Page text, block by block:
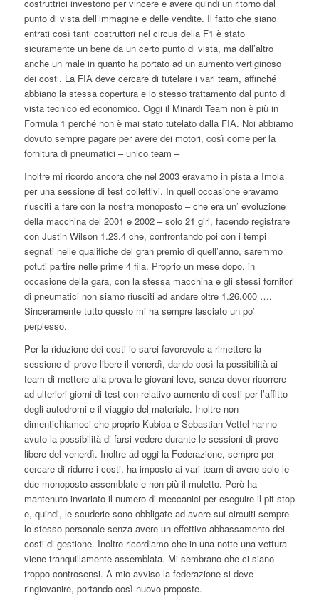
costruttrici investono per vincere e avere quindi un ritorno dal
punto di vista dell’immagine e delle vendite. Il fatto che siano
entrati così tanti costruttori nel circus della F1 è stato
sicuramente un bene da un certo punto di vista, ma dall’altro
anche un male in quanto ha portato ad un aumento vertiginoso
dei costi. La FIA deve cercare di tutelare i vari team, affinché
abbiano la stessa copertura e lo stesso trattamento dal punto di
vista tecnico ed economico. Oggi il Minardi Team non è più in
Formula 1 perché non è mai stato tutelato dalla FIA. Noi abbiamo
dovuto sempre pagare per avere dei motori, così come per la
fornitura di pneumatici – unico team –
Inoltre mi ricordo ancora che nel 2003 eravamo in pista a Imola
per una sessione di test collettivi. In quell’occasione eravamo
riusciti a fare con la nostra monoposto – che era un’ evoluzione
della macchina del 2001 e 2002 – solo 21 giri, facendo registrare
con Justin Wilson 1.23.4 che, confrontando poi con i tempi
segnati nelle qualifiche del gran premio di quell’anno, saremmo
potuti partire nelle prime 4 fila. Proprio un mese dopo, in
occasione della gara, con la stessa macchina e gli stessi fornitori
di pneumatici non siamo riusciti ad andare oltre 1.26.000 ….
Sinceramente tutto questo mi ha sempre lasciato un po’
perplesso.
Per la riduzione dei costi io sarei favorevole a rimettere la
sessione di prove libere il venerdì, dando così la possibilità ai
team di mettere alla prova le giovani leve, senza dover ricorrere
ad ulteriori giorni di test con relativo aumento di costi per l’affitto
degli autodromi e il viaggio del materiale. Inoltre non
dimentichiamoci che proprio Kubica e Sebastian Vettel hanno
avuto la possibilità di farsi vedere durante le sessioni di prove
libere del venerdì. Inoltre ad oggi la Federazione, sempre per
cercare di ridurre i costi, ha imposto ai vari team di avere solo le
due monoposto assemblate e non più il muletto. Però ha
mantenuto invariato il numero di meccanici per eseguire il pit stop
e, quindi, le scuderie sono obbligate ad avere sui circuiti sempre
lo stesso personale senza avere un effettivo abbassamento dei
costi di gestione. Inoltre ricordiamo che in una notte una vettura
viene tranquillamente assemblata. Mi sembrano che ci siano
troppo controsensi. A mio avviso la federazione si deve
ringiovanire, portando così nuovo proposte.